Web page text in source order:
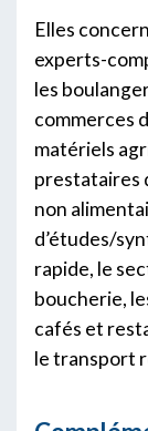
Elles
experts-
les
commerces
matériels
prestataires
non
d’études/
rapide, le
boucherie,
cafés et
le transport